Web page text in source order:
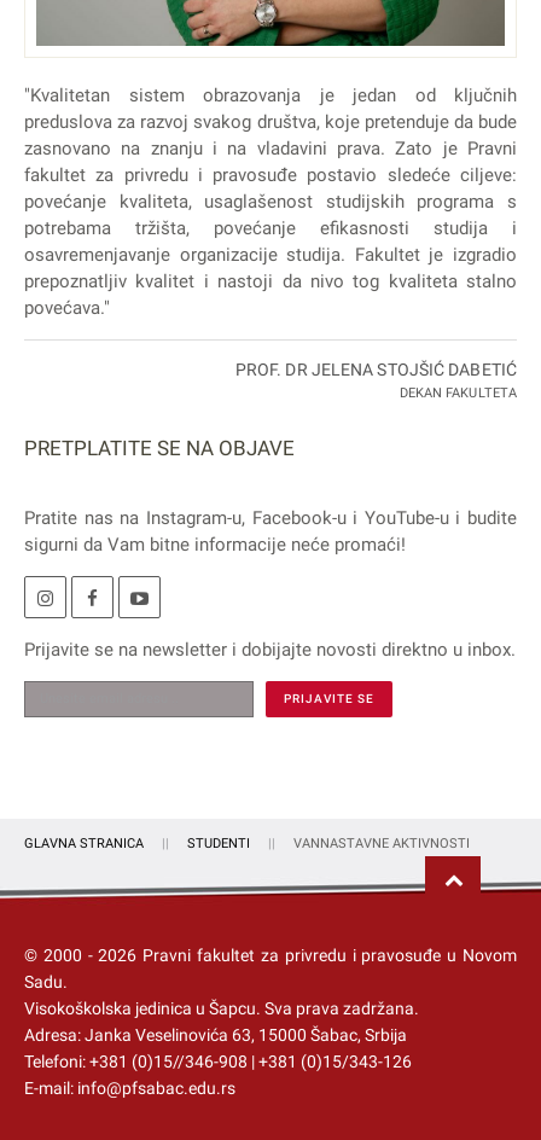
"Kvalitetan sistem obrazovanja je jedan od ključnih
preduslova za razvoj svakog društva, koje pretenduje da bude
zasnovano na znanju i na vladavini prava. Zato je Pravni
fakultet za privredu i pravosuđe postavio sledeće ciljeve:
povećanje kvaliteta, usaglašenost studijskih programa s
potrebama tržišta, povećanje efikasnosti studija i
osavremenjavanje organizacije studija. Fakultet je izgradio
prepoznatljiv kvalitet i nastoji da nivo tog kvaliteta stalno
povećava."
PROF. DR JELENA STOJŠIĆ DABETIĆ
DEKAN FAKULTETA
PRETPLATITE SE NA OBJAVE
Pratite nas na Instagram-u, Facebook-u i YouTube-u i budite
sigurni da Vam bitne informacije neće promaći!
Prijavite se na newsletter i dobijajte novosti direktno u inbox.
GLAVNA STRANICA STUDENTI VANNASTAVNE AKTIVNOSTI
© 2000 -2026 Pravni fakultet za privredu i pravosuđe u Novom
Sadu.
Visokoškolska jedinica u Šapcu. Sva prava zadržana.
Adresa: Janka Veselinovića 63, 15000 Šabac, Srbija
Telefoni:+381 (0)15//346-908 |+381 (0)15/343-126
E-mail: info@pfsabac.edu.rs